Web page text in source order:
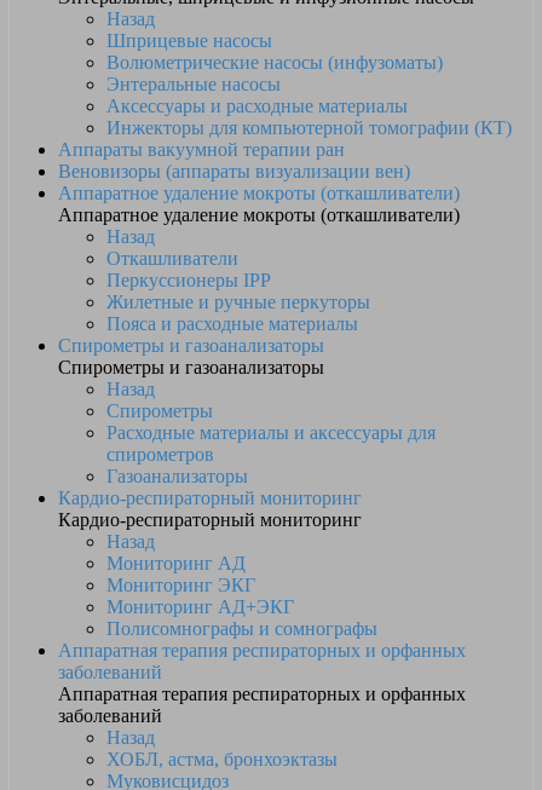
Назад
Шприцевые насосы
Волюметрические насосы (инфузоматы)
Энтеральные насосы
Аксессуары и расходные материалы
Инжекторы для компьютерной томографии (КТ)
Аппараты вакуумной терапии ран
Веновизоры (аппараты визуализации вен)
Аппаратное удаление мокроты (откашливатели)
Аппаратное удаление мокроты (откашливатели)
Назад
Откашливатели
Перкуссионеры IPP
Жилетные и ручные перкуторы
Пояса и расходные материалы
Спирометры и газоанализаторы
Спирометры и газоанализаторы
Назад
Спирометры
Расходные материалы и аксессуары для
спирометров
Газоанализаторы
Кардио-респираторный мониторинг
Кардио-респираторный мониторинг
Назад
Мониторинг АД
Мониторинг ЭКГ
Мониторинг АД+ЭКГ
Полисомнографы и сомнографы
Аппаратная терапия респираторных и орфанных
заболеваний
Аппаратная терапия респираторных и орфанных
заболеваний
Назад
ХОБЛ, астма, бронхоэктазы
Муковисцидоз